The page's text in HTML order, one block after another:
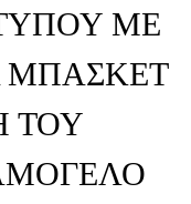
ΤΥΠΟΥ ΜΕ
ΜΠΑΣΚΕΤ
ΤΟΥ